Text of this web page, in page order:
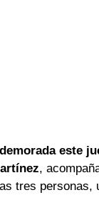
demorada este
,
tres personas,